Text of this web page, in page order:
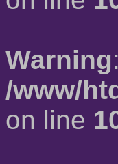
Warning
/www/
on line